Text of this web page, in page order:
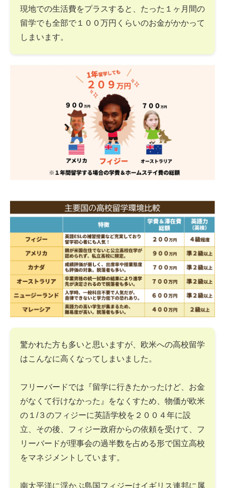
現地での生活費をプラスすると、たった１ヶ月間の
留学でも全部で１００万円くらいのお金がかかって
しまいます。
驚かれた方も多いと思いますが、欧米への高校留学
はこんなに高くなってしまいました。
フリーバードでは『留学に行きたかったけど、お金
がなくて行けなかった』をなくすため、物価が欧米
の１/３のフィジーに英語学校を２００４年に設
立、その後、フィジー政府からの依頼を受けて、フ
リーバードが理事会の過半数を占める形で国立高校
をマネジメントしています。
南太平洋に浮かぶ島国フィジーはイギリス連邦に属